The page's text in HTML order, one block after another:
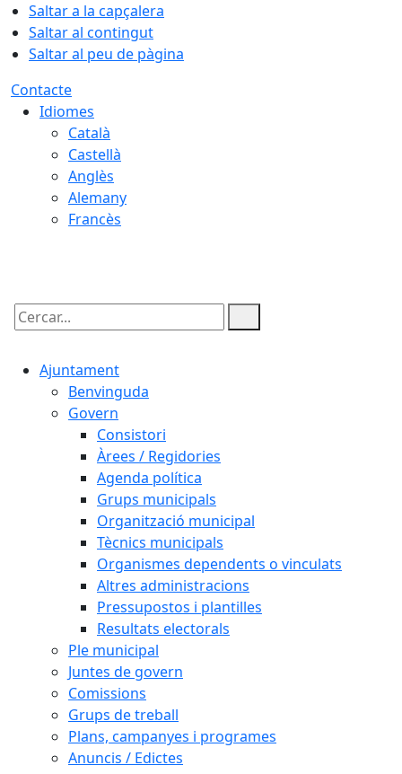
Saltar a la capçalera
Saltar al contingut
Saltar al peu de pàgina
Contacte
Idiomes
Català
Castellà
Anglès
Alemany
Francès
Cercar:
Ajuntament
Benvinguda
Govern
Consistori
Àrees / Regidories
Agenda política
Grups municipals
Organització municipal
Tècnics municipals
Organismes dependents o vinculats
Altres administracions
Pressupostos i plantilles
Resultats electorals
Ple municipal
Juntes de govern
Comissions
Grups de treball
Plans, campanyes i programes
Anuncis / Edictes